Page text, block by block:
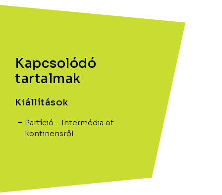
Kapcsolódó
tartalmak
Kiállítások
Partíció_. Intermédia öt
kontinensről